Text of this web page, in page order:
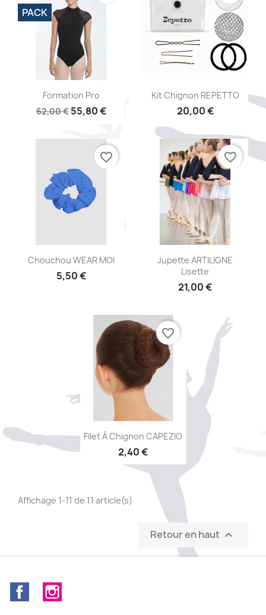
Aperçu rapide
Formation Pro
62,00 € 55,80 €
PACK
Aperçu rapide
Kit Chignon REPETTO
20,00 €
Aperçu rapide
+16
Chouchou WEAR MOI
5,50 €
favorite_border
Aperçu rapide
Jupette ARTILIGNE
Lisette
21,00 €
favorite_border
 Aperçu rapide
Filet À Chignon CAPEZIO
2,40 €
favorite_border
Affichage 1-11 de 11 article(s)
Retour en haut 
Facebook